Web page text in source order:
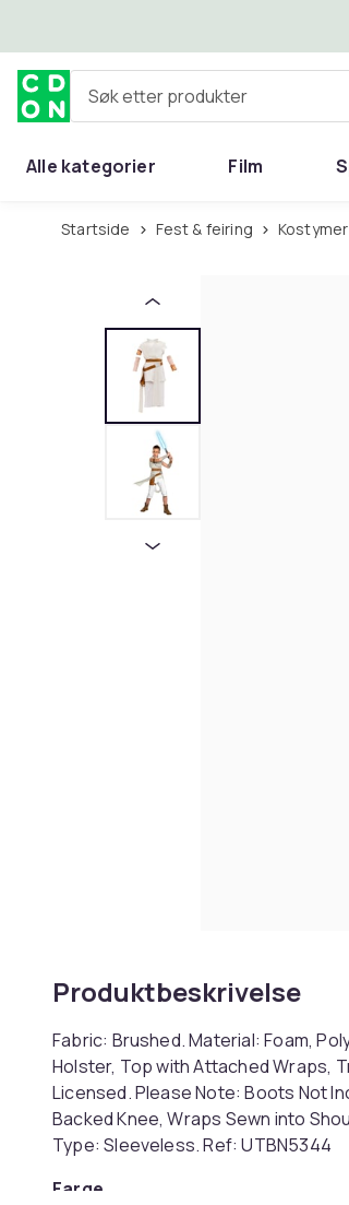
Søk etter produkter
Alle kategorier Film
Startside Fest & feiring
Produktbeskrivelse
Fabric: Brushed. Material: Foam,
Holster, Top with Attached Wraps,
Licensed. Please Note: Boots Not
Backed Knee, Wraps Sewn into
Type: Sleeveless. Ref: UTBN5344
Farge